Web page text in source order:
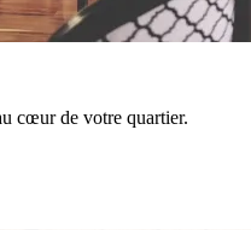
cœur de votre quartier.